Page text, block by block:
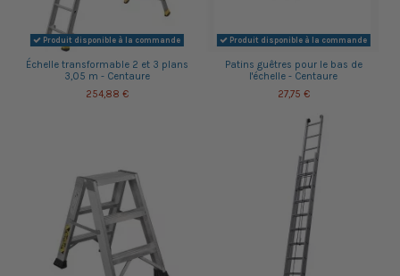
Produit disponible à la commande
Échelle transformable 2 et 3 plans
3,05 m - Centaure
254,88 €
Produit disponible à la commande
Patins guêtres pour le bas de
l'échelle - Centaure
27,75 €